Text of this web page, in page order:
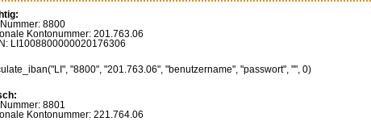
8800
Kontonummer: 201.763.06
LI1008800000020176306
"8800", "201.763.06", "benutzername", "passwort", "", 0)
8801
Kontonummer: 221.764.06